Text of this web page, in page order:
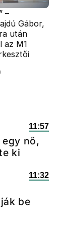
–
Gábor,
után
az M1
11:57
nő,
ki
11:32
be